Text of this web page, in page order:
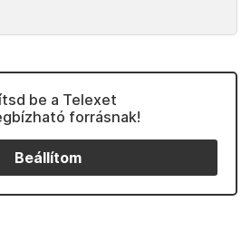
be a Telexet
forrásnak!
Beállítom